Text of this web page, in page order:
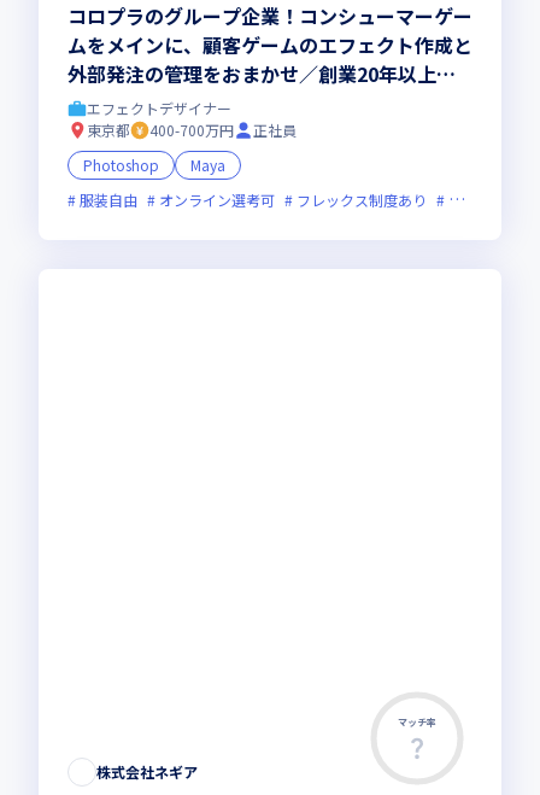
コロプラのグループ企業！コンシューマーゲー
ムをメインに、顧客ゲームのエフェクト作成と
外部発注の管理をおまかせ／創業20年以上の
ゲームデベロッパー
エフェクトデザイナー
東京都
400-700万円
正社員
Photoshop
Maya
服装自由
オンライン選考可 フレックス制度あり 上場企業
マッチ率
株式会社ネギア